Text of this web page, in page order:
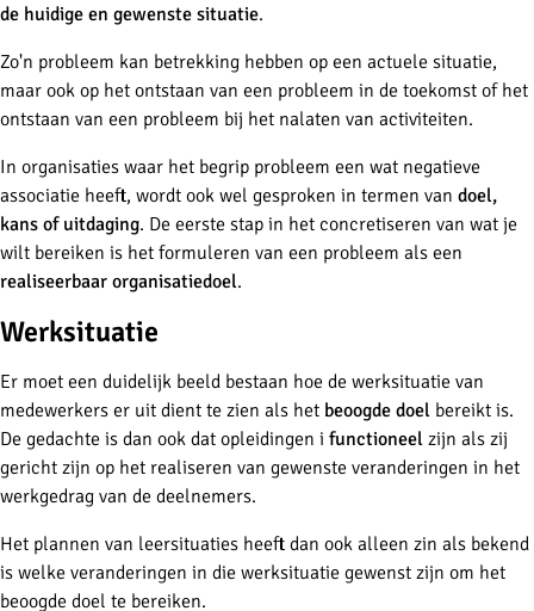
de huidige en gewenste situatie.
Zo'n probleem kan betrekking hebben op een actuele situatie,
maar ook op het ontstaan van een probleem in de toekomst of het
ontstaan van een probleem bij het nalaten van activiteiten.
In organisaties waar het begrip probleem een wat negatieve
associatie heeft, wordt ook wel gesproken in termen van doel,
kans of uitdaging. De eerste stap in het concretiseren van wat je
wilt bereiken is het formuleren van een probleem als een
realiseerbaar organisatiedoel.
Werksituatie
Er moet een duidelijk beeld bestaan hoe de werksituatie van
medewerkers er uit dient te zien als het beoogde doel bereikt is.
De gedachte is dan ook dat opleidingen i functioneel zijn als zij
gericht zijn op het realiseren van gewenste veranderingen in het
werkgedrag van de deelnemers.
Het plannen van leersituaties heeft dan ook alleen zin als bekend
is welke veranderingen in die werksituatie gewenst zijn om het
beoogde doel te bereiken.